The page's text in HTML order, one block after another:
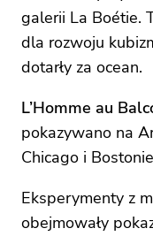
galerii La Boétie.
dla rozwoju
dotarły za ocean.
L’Homme au
pokazywano na
Chicago i
Eksperymenty z
obejmowały